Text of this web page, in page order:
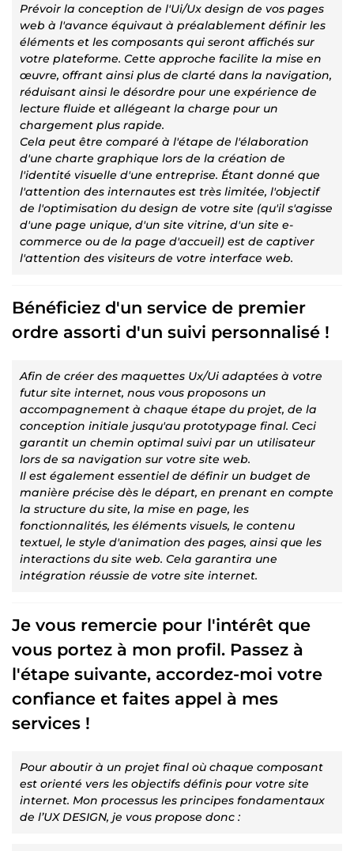
Prévoir la conception de l'Ui/Ux design de vos pages
web à l'avance équivaut à préalablement définir les
éléments et les composants qui seront affichés sur
votre plateforme. Cette approche facilite la mise en
œuvre, offrant ainsi plus de clarté dans la navigation,
réduisant ainsi le désordre pour une expérience de
lecture fluide et allégeant la charge pour un
chargement plus rapide.
Cela peut être comparé à l'étape de l'élaboration
d'une charte graphique lors de la création de
l'identité visuelle d'une entreprise. Étant donné que
l'attention des internautes est très limitée, l'objectif
de l'optimisation du design de votre site (qu'il s'agisse
d'une page unique, d'un site vitrine, d'un site e-
commerce ou de la page d'accueil) est de captiver
l'attention des visiteurs de votre interface web.
Bénéficiez d'un service de premier
ordre assorti d'un suivi personnalisé !
Afin de créer des maquettes Ux/Ui adaptées à votre
futur site internet, nous vous proposons un
accompagnement à chaque étape du projet, de la
conception initiale jusqu'au prototypage final. Ceci
garantit un chemin optimal suivi par un utilisateur
lors de sa navigation sur votre site web.
Il est également essentiel de définir un budget de
manière précise dès le départ, en prenant en compte
la structure du site, la mise en page, les
fonctionnalités, les éléments visuels, le contenu
textuel, le style d'animation des pages, ainsi que les
interactions du site web. Cela garantira une
intégration réussie de votre site internet.
Je vous remercie pour l'intérêt que
vous portez à mon profil. Passez à
l'étape suivante, accordez-moi votre
confiance et faites appel à mes
services !
Pour aboutir à un projet final où chaque composant
est orienté vers les objectifs définis pour votre site
internet. Mon processus les principes fondamentaux
de l’UX DESIGN, je vous propose donc :